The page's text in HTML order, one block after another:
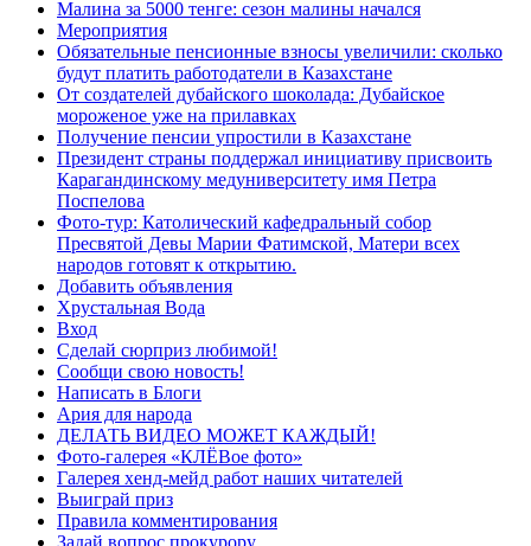
Малина за 5000 тенге: сезон малины начался
Мероприятия
Обязательные пенсионные взносы увеличили: сколько
будут платить работодатели в Казахстане
От создателей дубайского шоколада: Дубайское
мороженое уже на прилавках
Получение пенсии упростили в Казахстане
Президент страны поддержал инициативу присвоить
Карагандинскому медуниверситету имя Петра
Поспелова
Фото-тур: Католический кафедральный собор
Пресвятой Девы Марии Фатимской, Матери всех
народов готовят к открытию.
Добавить объявления
Хрустальная Вода
Вход
Сделай сюрприз любимой!
Сообщи свою новость!
Написать в Блоги
Ария для народа
ДЕЛАТЬ ВИДЕО МОЖЕТ КАЖДЫЙ!
Фото-галерея «КЛЁВое фото»
Галерея хенд-мейд работ наших читателей
Выиграй приз
Правила комментирования